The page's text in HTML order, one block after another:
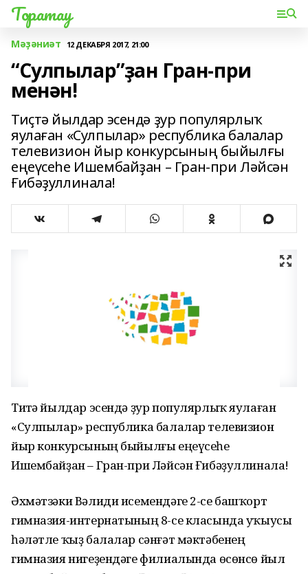
Торатау
Мәҙәниәт 12 ДЕКАБРЯ 2017, 21:00
“Сулпылар”ҙан Гран-при
менән!
Тиҫтә йылдар эсендә ҙур популярлыҡ
яулаған «Сулпылар» республика балалар
телевизион йыр конкурсының быйылғы
еңеүсеһе Ишембайҙан – Гран-при Ләйсән
Ғибәҙуллинала!
Тиҫтә йылдар эсендә ҙур популярлыҡ яулаған
«Сулпылар» республика балалар телевизион
йыр конкурсының быйылғы еңеүсеһе
Ишембайҙан – Гран-при Ләйсән Ғибәҙуллинала!
Әхмәтзәки Вәлиди исемендәге 2-се башҡорт
гимназия-интернатының 8-се класында уҡыусы
һәләтле ҡыҙ балалар сәнғәт мәктәбенең
гимназия нигеҙендәге филиалында өсөнсө йыл